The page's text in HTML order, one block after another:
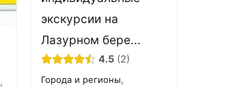
экскурсии на
Лазурном бере...
4.5 2
Города и регионы,
,